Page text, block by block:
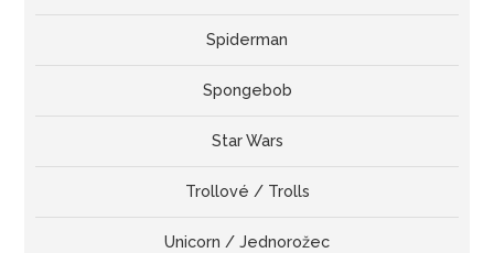
Spiderman
Spongebob
Star Wars
Trollové / Trolls
Unicorn / Jednorožec